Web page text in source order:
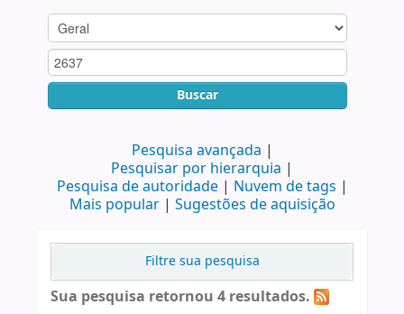
Buscar
Pesquisa avançada
Pesquisar por hierarquia
Pesquisa de autoridade
Nuvem de tags
Mais popular
Sugestões de aquisição
Filtre sua pesquisa
Sua pesquisa retornou 4 resultados.